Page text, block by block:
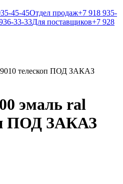
45-45Отдел продаж+7 918 935-
33-33Для поставщиков+7 928
телескоп ПОД ЗАКАЗ
эмаль ral
ПОД ЗАКАЗ